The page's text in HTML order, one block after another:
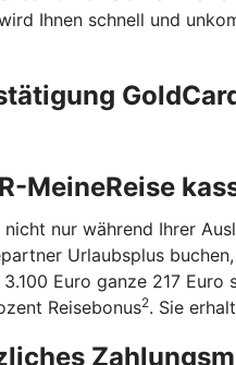
Ihnen schnell und
MeineReise
nur während Ihrer
Urlaubsplus
Euro ganze 217
Reisebonus2. Sie